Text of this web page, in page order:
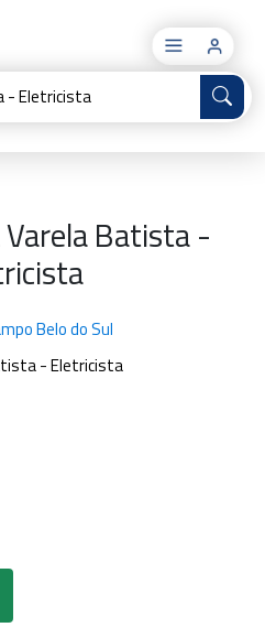
×
Batista -
Belo do Sul
- Eletricista